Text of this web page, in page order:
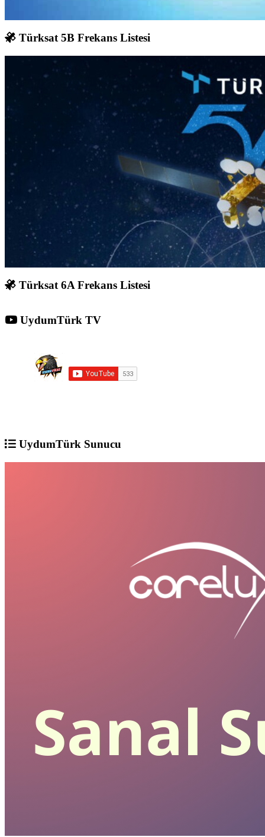
Türksat 5B Frekans Listesi
Türksat 6A Frekans Listesi
UydumTürk TV
UydumTürk Sunucu